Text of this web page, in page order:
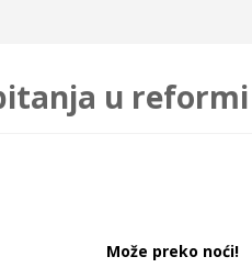
u
Može preko noći!